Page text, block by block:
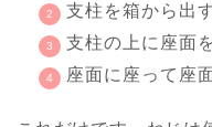
支柱を箱から出
支柱の上に座面
座面に座って座